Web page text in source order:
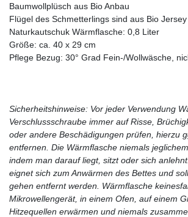
Baumwollplüsch aus Bio Anbau
Flügel des Schmetterlings sind aus Bio
Naturkautschuk Wärmflasche: 0,8 Liter
Größe: ca. 40 x 29 cm
Pflege Bezug: 30° Grad Fein-/Wollwäsche,
Sicherheitshinweise: Vor jeder Verwendung
Verschlussschraube immer auf Risse,
oder andere Beschädigungen prüfen, hierzu
entfernen. Die Wärmflasche niemals
indem man darauf liegt, sitzt oder sich
eignet sich zum Anwärmen des Bettes und
gehen entfernt werden. Wärmflasche
Mikrowellengerät, in einem Ofen, auf einem
Hitzequellen erwärmen und niemals